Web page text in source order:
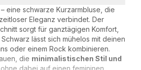
eine schwarze Kurzarmbluse, die
Eleganz verbindet. Der
sorgt für ganztägigen Komfort,
lässt sich mühelos mit deinen
oder einem Rock kombinieren.
die minimalistischen Stil und
dabei auf einen femininen